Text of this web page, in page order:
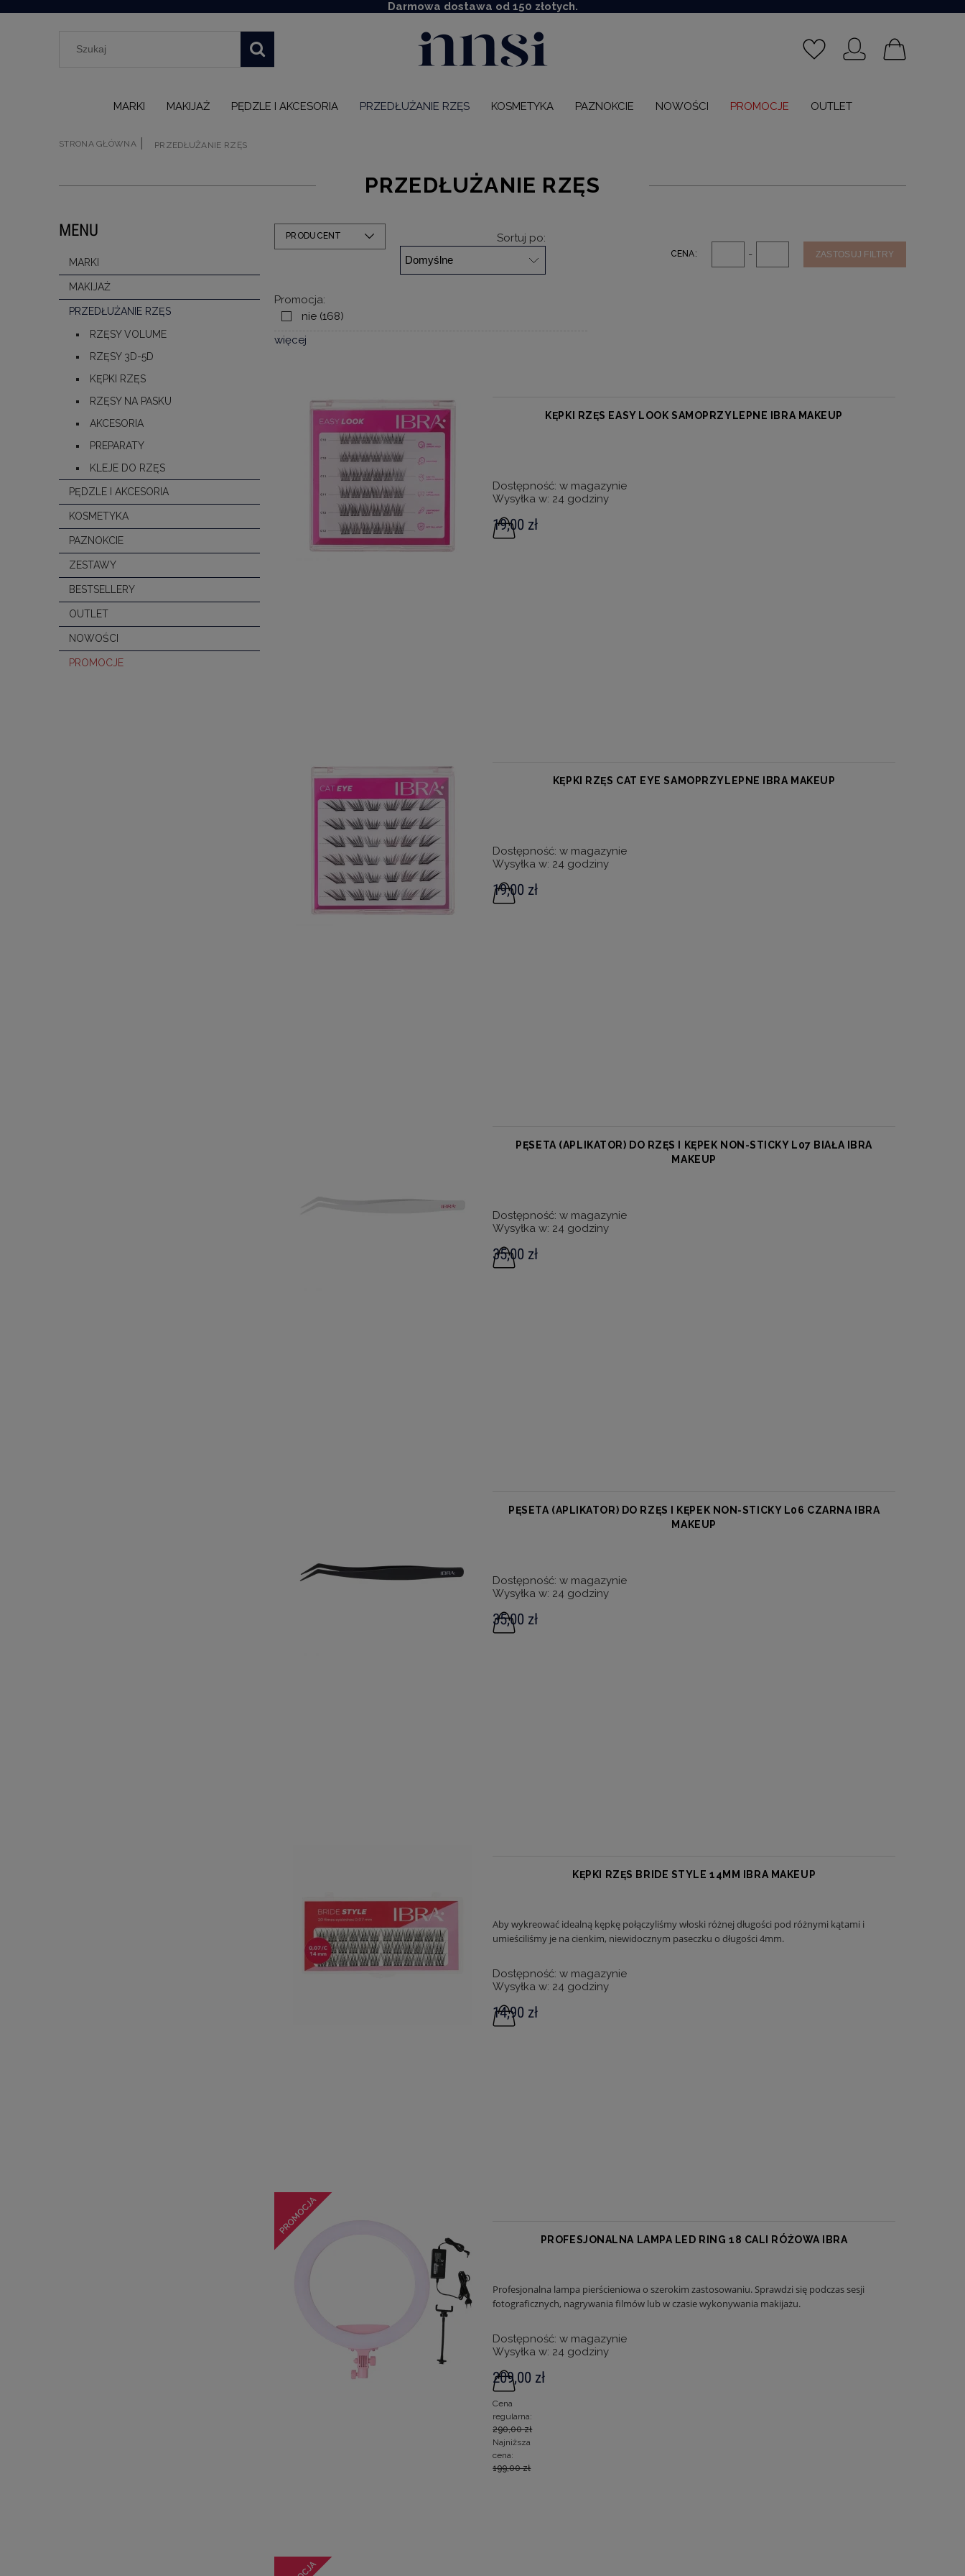
Darmowa dostawa od 150 złotych.
MARKI MAKIJAŻ PĘDZLE I AKCESORIA PRZEDŁUŻANIE RZĘS KOSMETYKA PAZNOKCIE NOWOŚCI PROMOCJE OUTLET
STRONA GŁÓWNA PRZEDŁUŻANIE RZĘS
PRZEDŁUŻANIE RZĘS
MENU
MARKI
MAKIJAŻ
PRZEDŁUŻANIE RZĘS
RZĘSY VOLUME
RZĘSY 3D-5D
KĘPKI RZĘS
RZĘSY NA PASKU
AKCESORIA
PREPARATY
KLEJE DO RZĘS
PĘDZLE I AKCESORIA
KOSMETYKA
PAZNOKCIE
ZESTAWY
BESTSELLERY
OUTLET
NOWOŚCI
PROMOCJE
PRODUCENT Sortuj po:
CENA: - ZASTOSUJ FILTRY
Promocja:
nie (168)
więcej
KĘPKI RZĘS EASY LOOK SAMOPRZYLEPNE IBRA MAKEUP
Dostępność: w magazynie
Wysyłka w: 24 godziny
19,00 zł
KĘPKI RZĘS CAT EYE SAMOPRZYLEPNE IBRA MAKEUP
Dostępność: w magazynie
Wysyłka w: 24 godziny
19,00 zł
PĘSETA (APLIKATOR) DO RZĘS I KĘPEK NON-STICKY L07 BIAŁA IBRA
MAKEUP
Dostępność: w magazynie
Wysyłka w: 24 godziny
35,00 zł
PĘSETA (APLIKATOR) DO RZĘS I KĘPEK NON-STICKY L06 CZARNA IBRA
MAKEUP
Dostępność: w magazynie
Wysyłka w: 24 godziny
35,00 zł
KĘPKI RZĘS BRIDE STYLE 14MM IBRA MAKEUP
Aby wykreować idealną kępkę połączyliśmy włoski różnej długości pod różnymi kątami i
umieściliśmy je na cienkim, niewidocznym paseczku o długości 4mm.
Dostępność: w magazynie
Wysyłka w: 24 godziny
14,90 zł
PROFESJONALNA LAMPA LED RING 18 CALI RÓŻOWA IBRA
Profesjonalna lampa pierścieniowa o szerokim zastosowaniu. Sprawdzi się podczas sesji
fotograficznych, nagrywania filmów lub w czasie wykonywania makijażu.
Dostępność: w magazynie
Wysyłka w: 24 godziny
209,00 zł
Cena
regularna:
290,00 zł
Najniższa
cena:
199,00 zł